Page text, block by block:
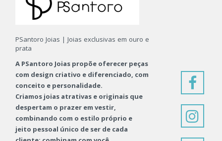
PSantoro Joias | Joias exclusivas em ouro e
prata
A PSantoro Joias propõe oferecer peças
com design criativo e diferenciado, com
conceito e personalidade.
Criamos joias atrativas e originais que
despertam o prazer em vestir,
combinando com o estilo próprio e
jeito pessoal único de ser de cada